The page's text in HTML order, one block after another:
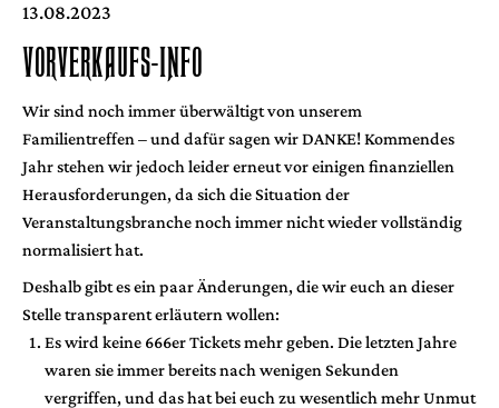
13.08.2023
VORVERKAUFS-INFO
Wir sind noch immer überwältigt von unserem
Familientreffen – und dafür sagen wir DANKE! Kommendes
Jahr stehen wir jedoch leider erneut vor einigen finanziellen
Herausforderungen, da sich die Situation der
Veranstaltungsbranche noch immer nicht wieder vollständig
normalisiert hat.
Deshalb gibt es ein paar Änderungen, die wir euch an dieser
Stelle transparent erläutern wollen:
Es wird keine 666er Tickets mehr geben. Die letzten Jahre
waren sie immer bereits nach wenigen Sekunden
vergriffen, und das hat bei euch zu wesentlich mehr Unmut